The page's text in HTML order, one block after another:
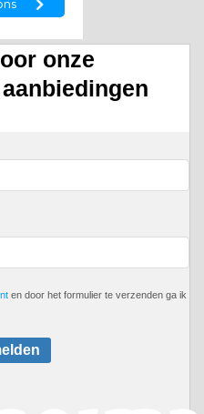
onze
en door het formulier te verzenden ga ik